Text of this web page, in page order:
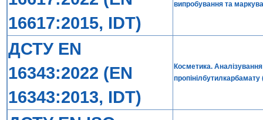
16617:2015, IDT)
випробування та
ДСТУ EN
16343:2022 (EN
16343:2013, IDT)
Косметика.